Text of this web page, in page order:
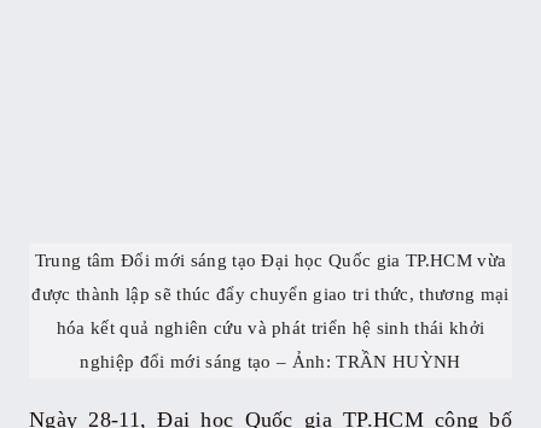
Trung tâm Đổi mới sáng tạo Đại học Quốc gia TP.HCM vừa
được thành lập sẽ thúc đẩy chuyển giao tri thức, thương mại
hóa kết quả nghiên cứu và phát triển hệ sinh thái khởi
nghiệp đổi mới sáng tạo – Ảnh: TRẦN HUỲNH
Ngày 28-11, Đại học Quốc gia TP.HCM công bố